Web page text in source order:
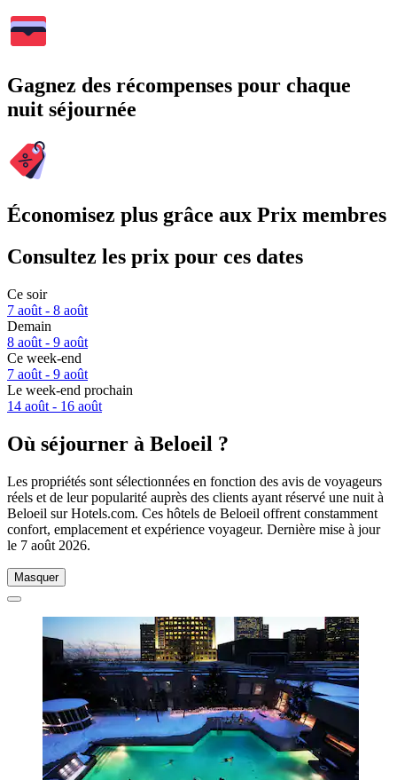
Gagnez des récompenses pour chaque
nuit séjournée
Économisez plus grâce aux Prix membres
Consultez les prix pour ces dates
Ce soir
7 août - 8 août
Demain
8 août - 9 août
Ce week-end
7 août - 9 août
Le week-end prochain
14 août - 16 août
Où séjourner à Beloeil ?
Les propriétés sont sélectionnées en fonction des avis de voyageurs
réels et de leur popularité auprès des clients ayant réservé une nuit à
Beloeil sur Hotels.com. Ces hôtels de Beloeil offrent constamment
confort, emplacement et expérience voyageur. Dernière mise à jour
le 7 août 2026.
Masquer